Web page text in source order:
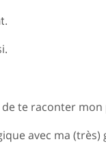
.
te raconter
avec ma (très)